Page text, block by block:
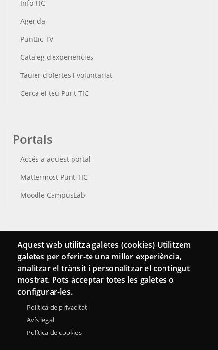
Info TIC
Agenda
Punttic TV
Catàleg d'experiències
Tauler d'ofertes i voluntariat
Cerca el teu Punt TIC
Portals
Accés a aquest portal
Mattermost Punt TIC
Moodle CampusLab
Connecta
Bustia de contacte
Butlletins
Aquest web utilitza galetes (cookies) Utilitzem
galetes per oferir-te una millor experiència,
analitzar el trànsit i personalitzar el contingut
mostrat. Pots acceptar totes les galetes o
configurar-les.
Política de privacitat
Avís legal
Política de cookies